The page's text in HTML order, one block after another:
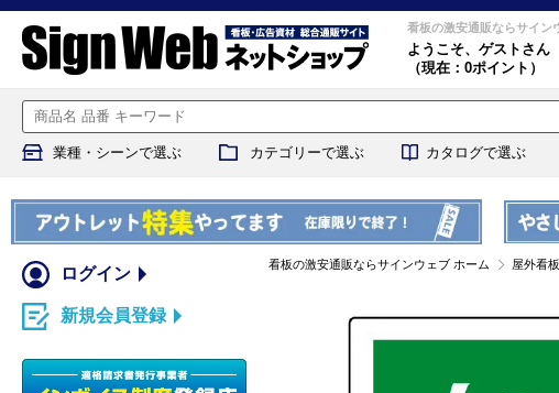
看板の激安通販ならサイン
ようこそ、 ゲストさん
（現在：0ポイント）
業種・シーンで選ぶ カテゴリーで選ぶ カタログで選ぶ
看板の激安通販ならサインウェブ ホーム 屋外看
ログイン
新規会員登録